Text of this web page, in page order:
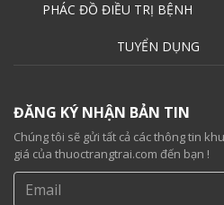
PHÁC ĐỒ ĐIỀU TRỊ BỆNH
TUYỂN DỤNG
ĐĂNG KÝ NHẬN BẢN TIN
Chúng tôi sẽ gửi tất cả các thông tin
giá của thuoctrangtrai.com đến bạn !